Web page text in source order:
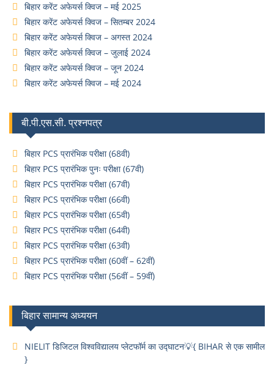
बिहार करेंट अफेयर्स क्विज – मई 2025
बिहार करेंट अफेयर्स क्विज – सितम्बर 2024
बिहार करेंट अफेयर्स क्विज – अगस्त 2024
बिहार करेंट अफेयर्स क्विज – जुलाई 2024
बिहार करेंट अफेयर्स क्विज – जून 2024
बिहार करेंट अफेयर्स क्विज – मई 2024
बी.पी.एस.सी. प्रश्नपत्र
बिहार PCS प्रारंभिक परीक्षा (68वी)
बिहार PCS प्रारंभिक पुनः परीक्षा (67वी)
बिहार PCS प्रारंभिक परीक्षा (67वी)
बिहार PCS प्रारंभिक परीक्षा (66वी)
बिहार PCS प्रारंभिक परीक्षा (65वी)
बिहार PCS प्रारंभिक परीक्षा (64वी)
बिहार PCS प्रारंभिक परीक्षा (63वी)
बिहार PCS प्रारंभिक परीक्षा (60वीं – 62वीं)
बिहार PCS प्रारंभिक परीक्षा (56वीं – 59वीं)
बिहार सामान्य अध्ययन
NIELIT डिजिटल विश्वविद्यालय प्लेटफॉर्म का उद्घाटन💡{ BIHAR से एक सामील
}